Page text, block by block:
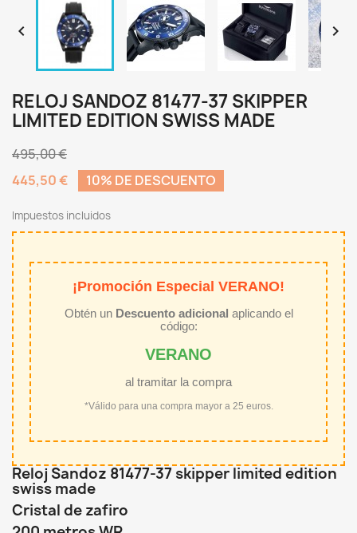
 
RELOJ SANDOZ 81477-37 SKIPPER
LIMITED EDITION SWISS MADE
495,00 €
445,50 €
10% DE DESCUENTO
Impuestos incluidos
¡Promoción Especial VERANO!
Obtén un Descuento adicional aplicando el
código:
VERANO
al tramitar la compra
*Válido para una compra mayor a 25 euros.
Reloj Sandoz 81477-37 skipper limited edition
swiss made
Cristal de zafiro